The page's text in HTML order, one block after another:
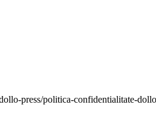
press/politica-confidentialitate-